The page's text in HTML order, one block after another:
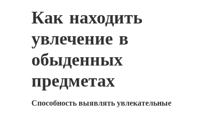
Как находить
увлечение в
обыденных
предметах
Способность выявлять увлекательные